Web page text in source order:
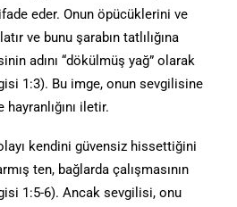
eder. Onun öpücüklerini ve
ve bunu şarabın tatlılığına
adını “dökülmüş yağ” olarak
1:3). Bu imge, onun sevgilisine
iletir.
kendini güvensiz hissettiğini
ten, bağlarda çalışmasının
1:5-6). Ancak sevgilisi, onu